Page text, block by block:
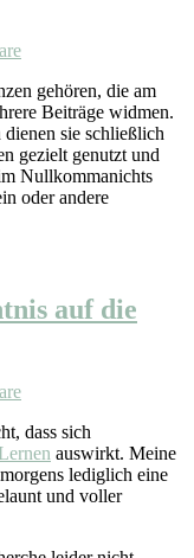
gehören, die am
Beiträge widmen.
dienen sie schließlich
gezielt genutzt und
Nullkommanichts
oder andere
auf die
dass sich
auswirkt. Meine
lediglich eine
und voller